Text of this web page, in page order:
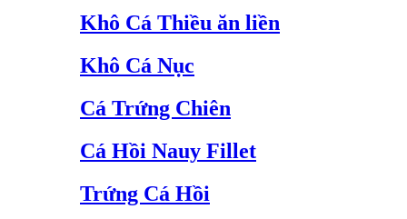
Khô Cá Thiều ăn liền
Khô Cá Nục
Cá Trứng Chiên
Cá Hồi Nauy Fillet
Trứng Cá Hồi